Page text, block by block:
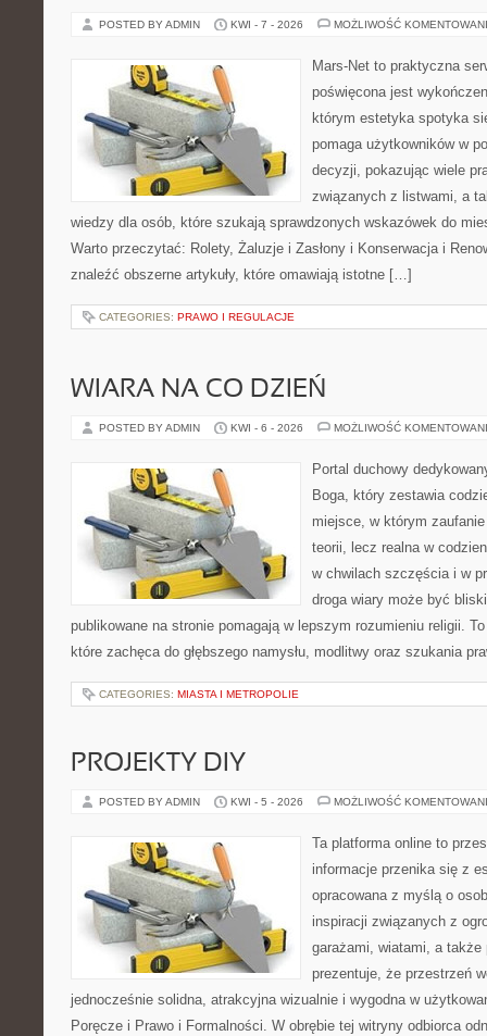
POSTED BY ADMIN KWI - 7 - 2026 MOŻLIWOŚĆ
Mars-Net to praktyczna
poświęcona jest
którym estetyka spotyka
pomaga użytkowników w
decyzji, pokazując wiele
związanych z listwami, a
wiedzy dla osób, które szukają sprawdzonych wskazówek do
Warto przeczytać: Rolety, Żaluzje i Zasłony i Konserwacja i
znaleźć obszerne artykuły, które omawiają istotne […]
CATEGORIES: PRAWO I REGULACJE
WIARA NA CO DZIEŃ
POSTED BY ADMIN KWI - 6 - 2026 MOŻLIWOŚĆ
Portal duchowy
Boga, który zestawia
miejsce, w którym
teorii, lecz realna w
w chwilach szczęścia i w
droga wiary może być
publikowane na stronie pomagają w lepszym rozumieniu religii.
które zachęca do głębszego namysłu, modlitwy oraz szukania
CATEGORIES: MIASTA I METROPOLIE
PROJEKTY DIY
POSTED BY ADMIN KWI - 5 - 2026 MOŻLIWOŚĆ
Ta platforma online to
informacje przenika się z
opracowana z myślą o
inspiracji związanych z
garażami, wiatami, a
prezentuje, że przestrzeń
jednocześnie solidna, atrakcyjna wizualnie i wygodna w
Poręcze i Prawo i Formalności. W obrębie tej witryny odbiorca